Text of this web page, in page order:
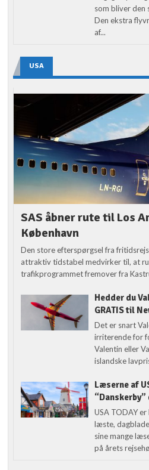
som bliver den
Den ekstra
af...
USA
SAS åbner rute til Los
København
Den store efterspørgsel fra
attraktiv tidstabel medvirker til, at
trafikprogrammet fremover fra
Hedder du
GRATIS til
Det er snart
irriterende for
Valentin eller
islandske
Læserne af
“Danskerby”
USA TODAY
læste,
sine mange
på årets